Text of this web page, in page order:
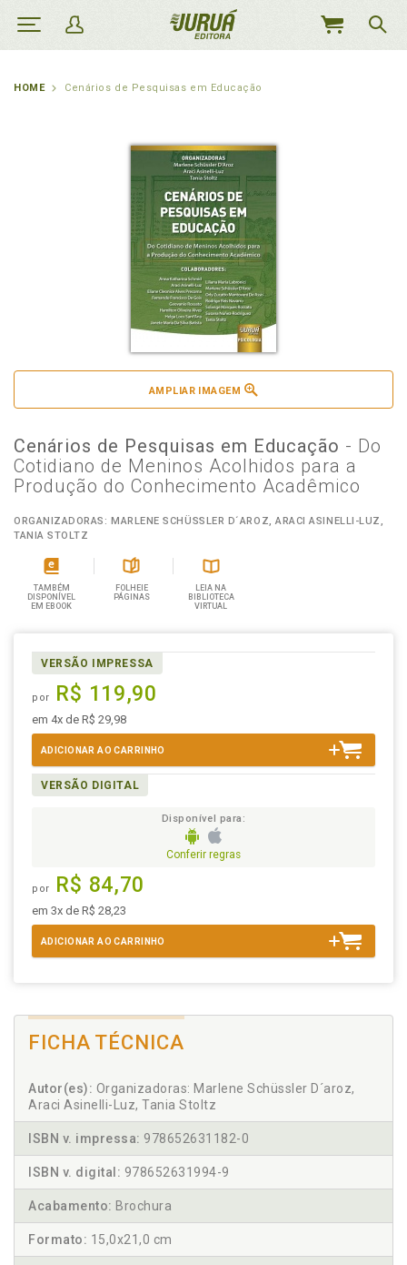
MEU
HOME Cenários de Pesquisas em Educação
AMPLIAR IMAGEM
Cenários de Pesquisas em Educação - Do
Cotidiano de Meninos Acolhidos para a
Produção do Conhecimento Acadêmico
ORGANIZADORAS: MARLENE SCHÜSSLER D´AROZ, ARACI ASINELLI-LUZ,
TANIA STOLTZ
TAMBÉM
DISPONÍVEL
EM EBOOK
FOLHEIE
PÁGINAS
LEIA NA
BIBLIOTECA
VIRTUAL
VERSÃO IMPRESSA
por R$ 119,90
em 4x de R$ 29,98
ADICIONAR AO CARRINHO
VERSÃO DIGITAL
Disponível para:
Conferir regras
por R$ 84,70
em 3x de R$ 28,23
ADICIONAR AO CARRINHO
FICHA TÉCNICA
Autor(es): Organizadoras: Marlene Schüssler D´aroz,
Araci Asinelli-Luz, Tania Stoltz
ISBN v. impressa: 978652631182-0
ISBN v. digital: 978652631994-9
Acabamento: Brochura
Formato: 15,0x21,0 cm